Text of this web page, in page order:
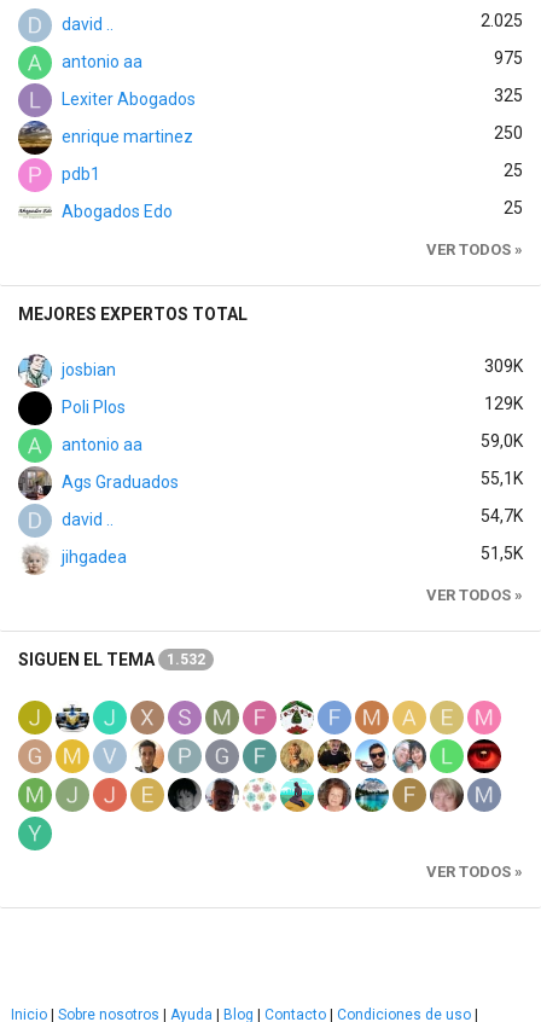
david .. 2.025
antonio aa 975
Lexiter Abogados 325
enrique martinez 250
pdb1 25
Abogados Edo 25
VER TODOS »
MEJORES EXPERTOS TOTAL
josbian 309K
Poli Plos 129K
antonio aa 59,0K
Ags Graduados 55,1K
david .. 54,7K
jihgadea 51,5K
VER TODOS »
SIGUEN EL TEMA 1.532
VER TODOS »
Inicio Sobre nosotros Ayuda Blog Contacto Condiciones de uso